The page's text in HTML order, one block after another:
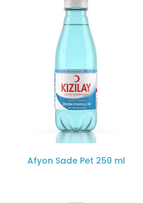
Afyon Sade Pet 250 ml